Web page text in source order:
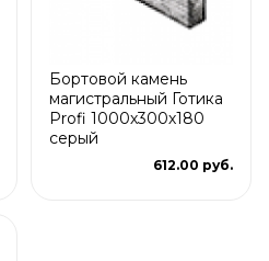
Бортовой камень
магистральный Готика
Profi 1000х300х180
серый
612.00 руб.